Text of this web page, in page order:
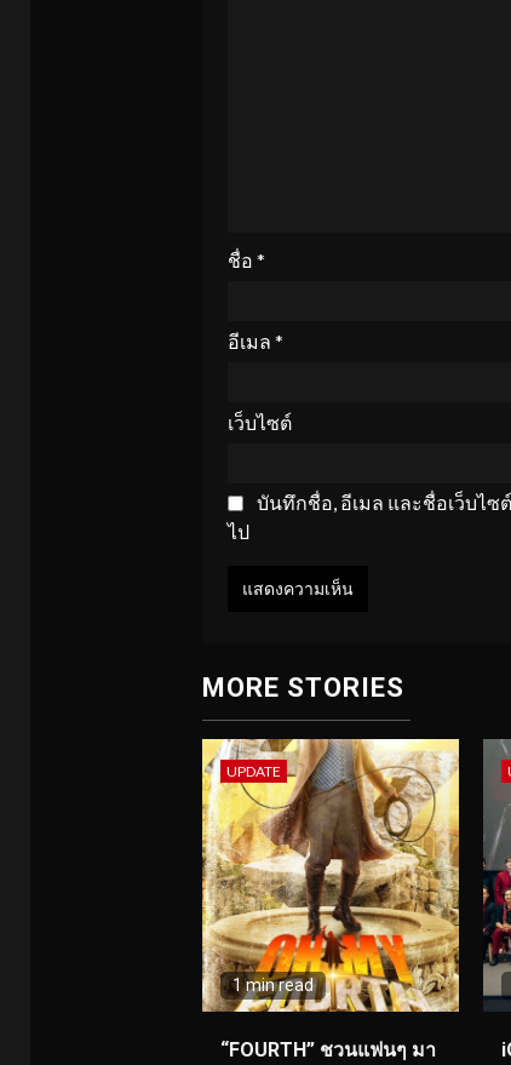
ชื่อ *
อีเมล *
เว็บไซต์
บันทึกชื่อ, อีเมล และชื่อเว็บไ
ไป
MORE STORIES
UPDATE
1 min read
“FOURTH” ชวนแฟนๆ มา